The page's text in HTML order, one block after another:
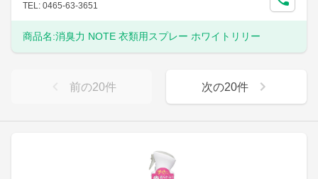
TEL: 0465-63-3651
商品名:消臭力 NOTE 衣類用スプレー ホワイトリリー
前の20件 次の20件